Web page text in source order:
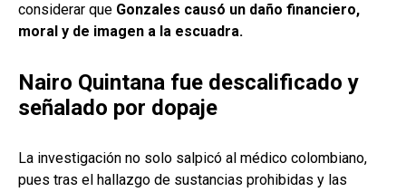
considerar que Gonzales causó un daño financiero,
moral y de imagen a la escuadra.
Nairo Quintana fue descalificado y
señalado por dopaje
La investigación no solo salpicó al médico colombiano,
pues tras el hallazgo de sustancias prohibidas y las